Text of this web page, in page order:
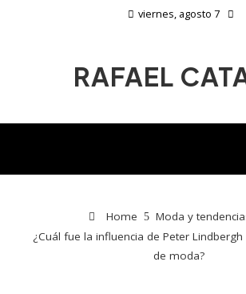
viernes, agosto 7
RAFAEL
Home
Moda y
¿Cuál fue la influencia de Peter
de moda?